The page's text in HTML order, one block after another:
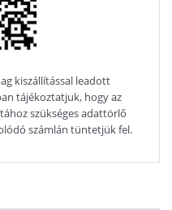
kiszállítással leadott
tájékoztatjuk, hogy az
szükséges adattörlő
számlán tüntetjük fel.